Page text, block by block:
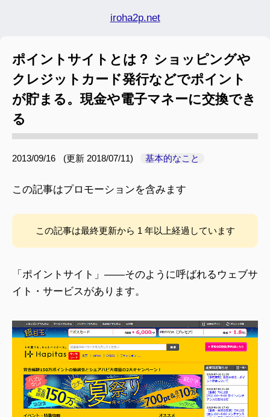
ポイントサイトとは？ ショッピングや
クレジットカード発行などでポイント
が貯まる。現金や電子マネーに交換でき
る
2013/09/16 (更新 2018/07/11) 基本的なこと
この記事はプロモーションを含みます
この記事は最終更新から 1 年以上経過しています
「ポイントサイト」――そのように呼ばれるウェブサ
イト・サービスがあります。
iroha2p.net